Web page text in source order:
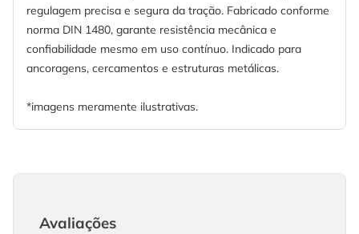
regulagem precisa e segura da tração. Fabricado conforme
norma DIN 1480, garante resistência mecânica e
confiabilidade mesmo em uso contínuo. Indicado para
ancoragens, cercamentos e estruturas metálicas.
*imagens meramente ilustrativas.
Avaliações